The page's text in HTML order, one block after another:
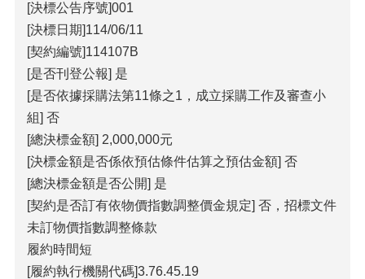
[決標公告序號]001
[決標日期]114/06/11
[契約編號]114107B
[是否刊登公報] 是
[是否依據採購法第11條之1，成立採購工作及審查小
組] 否
[總決標金額] 2,000,000元
[決標金額是否係依預估條件估算之預估金額] 否
[總決標金額是否公開] 是
[契約是否訂有依物價指數調整價金規定] 否，招標文件
未訂物價指數調整條款
履約時間短
[履約執行機關代碼]3.76.45.19